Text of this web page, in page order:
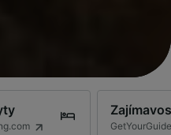
GetYourGuide